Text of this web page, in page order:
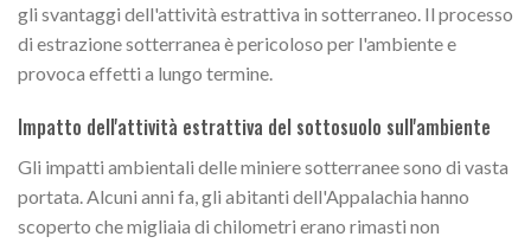
gli svantaggi dell'attività estrattiva in sotterraneo. Il processo
di estrazione sotterranea è pericoloso per l'ambiente e
provoca effetti a lungo termine.
Impatto dell'attività estrattiva del sottosuolo sull'ambiente
Gli impatti ambientali delle miniere sotterranee sono di vasta
portata. Alcuni anni fa, gli abitanti dell'Appalachia hanno
scoperto che migliaia di chilometri erano rimasti non